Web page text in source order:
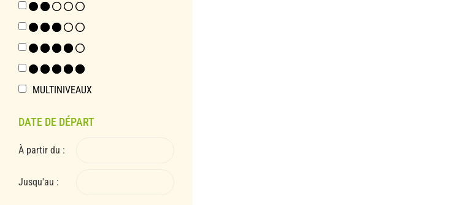
2
3
4
5
MULTINIVEAUX
DATE DE DÉPART
À partir du :
Jusqu'au :